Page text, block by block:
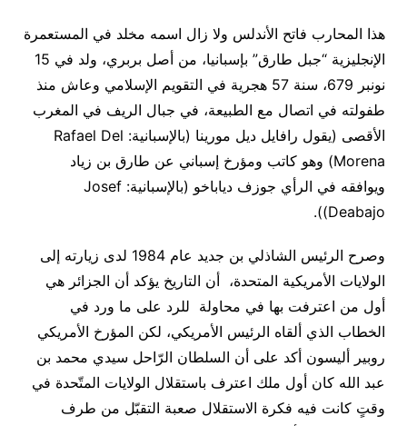
هذا المحارب فاتح الأندلس ولا زال اسمه مخلد في المستعمرة
الإنجليزية “جبل طارق” بإسبانيا، من أصل بربري، ولد في 15
نونبر 679، سنة 57 هجرية في التقويم الإسلامي وعاش منذ
طفولته في اتصال مع الطبيعة، في جبال الريف في المغرب
الأقصى (يقول رافايل ديل مورينا (بالإسبانية: Rafael Del
Morena)‏ وهو كاتب ومؤرخ إسباني عن طارق بن زياد
ويوافقه في الرأي جوزف دياباخو (بالإسبانية: Josef
Deabajo
)‏).
وصرح الرئيس الشاذلي بن جديد عام 1984 لدى زيارته إلى
الولايات الأمريكية المتحدة، أن التاريخ يؤكد أن الجزائر هي
أول من اعترفت بها في محاولة للرد على ما ورد في
الخطاب الذي ألقاه الرئيس الأمريكي، لكن المؤرخ الأمريكي
روبير أليسون أكد على أن السلطان الرّاحل سيدي محمد بن
عبد الله كان أول ملك اعترف باستقلال الولايات المتّحدة في
وقتٍ كانت فيه فكرة الاستقلال صعبة التقبّل من طرف